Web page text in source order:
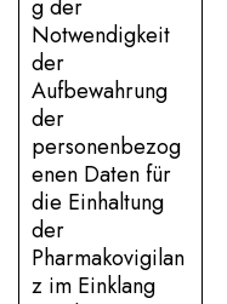
g der
Notwendigkeit
der
Aufbewahrung
der
personenbezog
enen Daten für
die Einhaltung
der
Pharmakovigilan
z im Einklang